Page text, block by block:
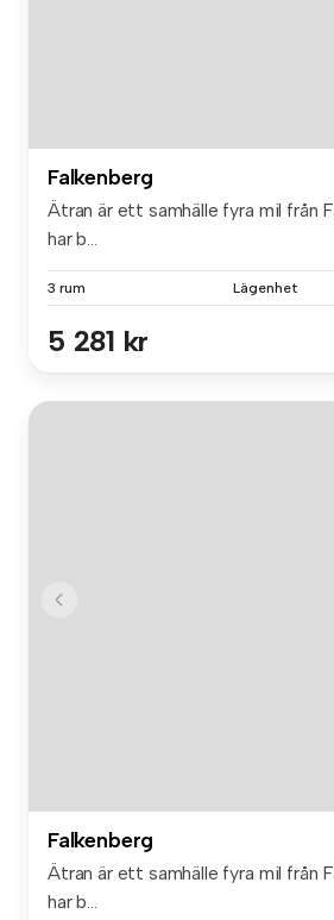
Falkenberg
Ätran är ett samhälle fyra mil från
har b...
3 rum Lägenhet
5 281 kr
Falkenberg
Ätran är ett samhälle fyra mil från
har b...